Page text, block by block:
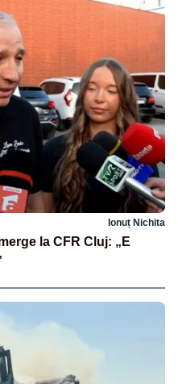
Ionuț Nichita
la CFR Cluj: „E